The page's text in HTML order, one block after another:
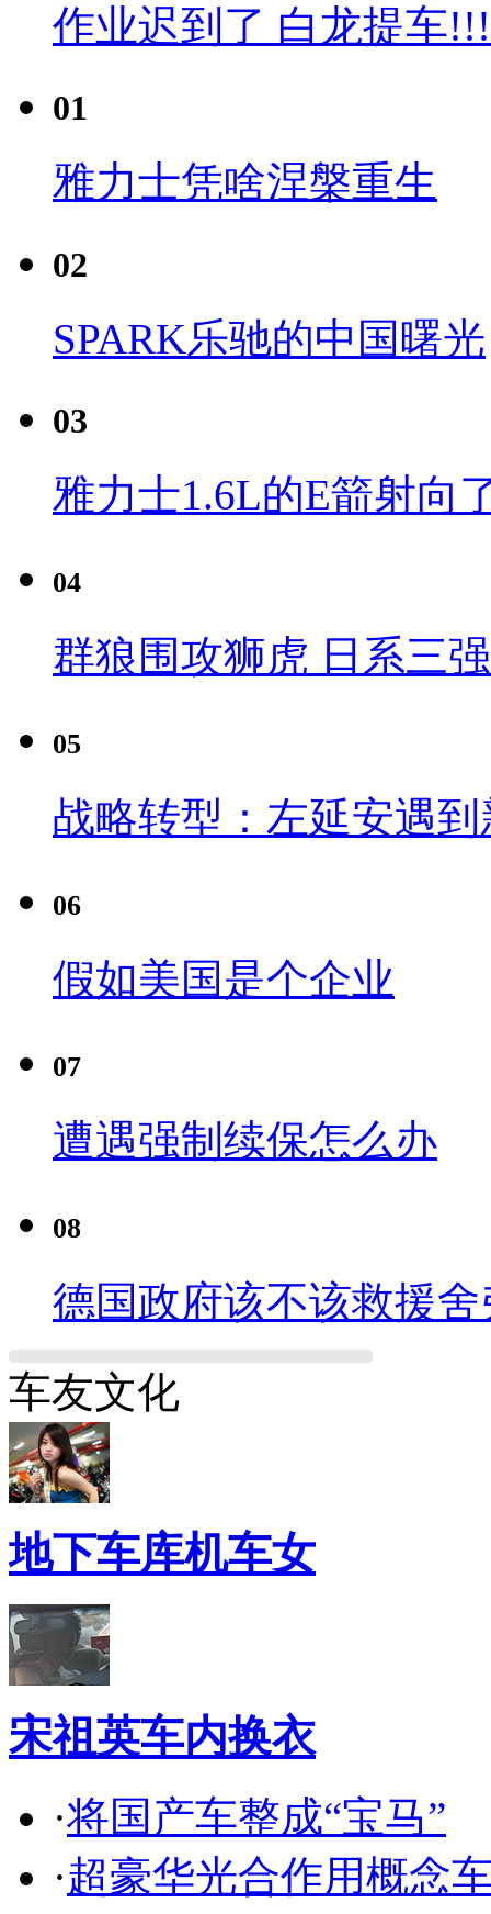
作业迟到了 白龙提车
01
雅力士凭啥涅槃重生
02
SPARK乐驰的中国曙光
03
雅力士1.6L的E箭射向
04
群狼围攻狮虎 日系三
05
战略转型：左延安遇
06
假如美国是个企业
07
遭遇强制续保怎么办
08
德国政府该不该救援舍
车友文化
地下车库机车女
宋祖英车内换衣
·将国产车整成“宝马”
·超豪华光合作用概念